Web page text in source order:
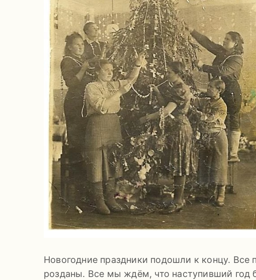
Новогодние праздники подошли к концу.
розданы. Все мы ждём, что наступивший